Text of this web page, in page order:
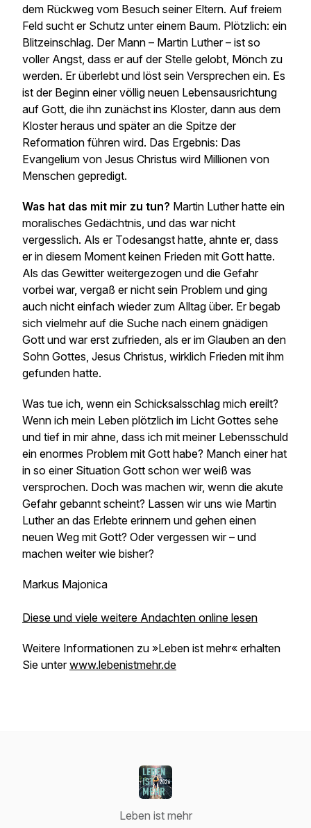
dem Rückweg vom Besuch seiner Eltern. Auf freiem
Feld sucht er Schutz unter einem Baum. Plötzlich: ein
Blitzeinschlag. Der Mann – Martin Luther – ist so
voller Angst, dass er auf der Stelle gelobt, Mönch zu
werden. Er überlebt und löst sein Versprechen ein. Es
ist der Beginn einer völlig neuen Lebensausrichtung
auf Gott, die ihn zunächst ins Kloster, dann aus dem
Kloster heraus und später an die Spitze der
Reformation führen wird. Das Ergebnis: Das
Evangelium von Jesus Christus wird Millionen von
Menschen gepredigt.
Was hat das mit mir zu tun? Martin Luther hatte ein
moralisches Gedächtnis, und das war nicht
vergesslich. Als er Todesangst hatte, ahnte er, dass
er in diesem Moment keinen Frieden mit Gott hatte.
Als das Gewitter weitergezogen und die Gefahr
vorbei war, vergaß er nicht sein Problem und ging
auch nicht einfach wieder zum Alltag über. Er begab
sich vielmehr auf die Suche nach einem gnädigen
Gott und war erst zufrieden, als er im Glauben an den
Sohn Gottes, Jesus Christus, wirklich Frieden mit ihm
gefunden hatte.
Was tue ich, wenn ein Schicksalsschlag mich ereilt?
Wenn ich mein Leben plötzlich im Licht Gottes sehe
und tief in mir ahne, dass ich mit meiner Lebensschuld
ein enormes Problem mit Gott habe? Manch einer hat
in so einer Situation Gott schon wer weiß was
versprochen. Doch was machen wir, wenn die akute
Gefahr gebannt scheint? Lassen wir uns wie Martin
Luther an das Erlebte erinnern und gehen einen
neuen Weg mit Gott? Oder vergessen wir – und
machen weiter wie bisher?
Markus Majonica
Diese und viele weitere Andachten online lesen
Weitere Informationen zu »Leben ist mehr« erhalten
Sie unterwww.lebenistmehr.de
Leben ist mehr